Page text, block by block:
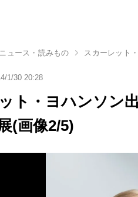
ュース・読みもの スカーレット
1/30 20:28
ト・ヨハンソン
(画像2/5)